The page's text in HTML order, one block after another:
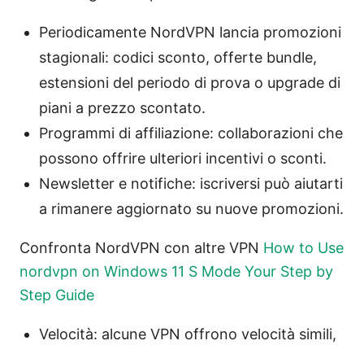
Periodicamente NordVPN lancia promozioni
stagionali: codici sconto, offerte bundle,
estensioni del periodo di prova o upgrade di
piani a prezzo scontato.
Programmi di affiliazione: collaborazioni che
possono offrire ulteriori incentivi o sconti.
Newsletter e notifiche: iscriversi può aiutarti
a rimanere aggiornato su nuove promozioni.
Confronta NordVPN con altre VPN How to Use
nordvpn on Windows 11 S Mode Your Step by
Step Guide
Velocità: alcune VPN offrono velocità simili,